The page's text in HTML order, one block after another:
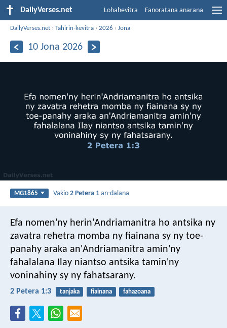
DailyVerses.net Lohahevitra Fanoratana anarana
DailyVerses.net ›Tahirin-kevitra ›2026 ›Jona
10 Jona 2026
MG1865 Vakio2 Petera 1 an-dalana
Efa nomen'ny herin'Andriamanitra ho antsika ny
zavatra rehetra momba ny fiainana sy ny toe-
panahy araka an'Andriamanitra amin'ny
fahalalana Ilay niantso antsika tamin'ny
voninahiny sy ny fahatsarany.
2 Petera 1:3 tanjaka fiainana fahazoana